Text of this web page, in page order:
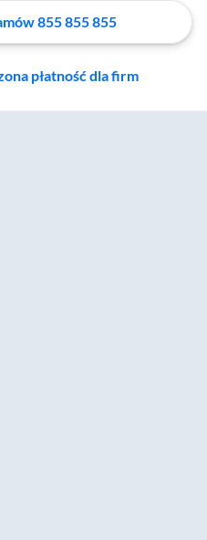
855 855 855
płatność dla firm